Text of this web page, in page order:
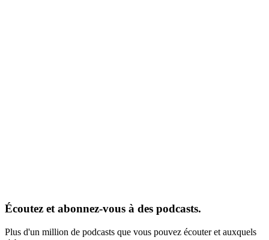
Écoutez et abonnez-vous à des podcasts.
Plus d'un million de podcasts que vous pouvez écouter et auxquels